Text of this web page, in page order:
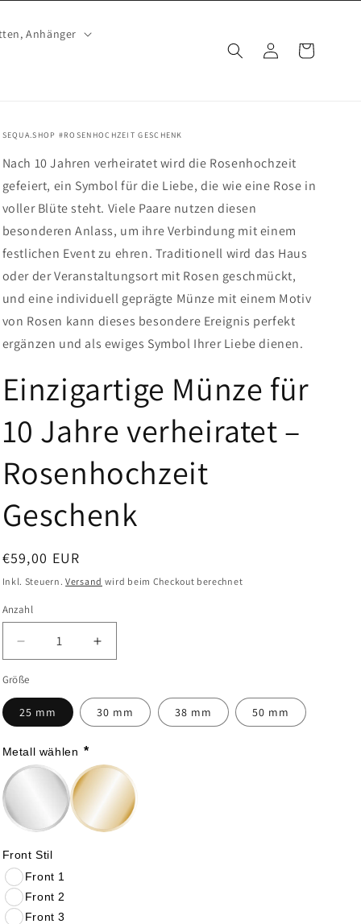
Anhänger
EinloggenWarenkorb
SEQUA.SHOP #ROSENHOCHZEIT GESCHENK
Nach 10 Jahren verheiratet wird die Rosenhochzeit
gefeiert, ein Symbol für die Liebe, die wie eine Rose in
voller Blüte steht. Viele Paare nutzen diesen
besonderen Anlass, um ihre Verbindung mit einem
festlichen Event zu ehren. Traditionell wird das Haus
oder der Veranstaltungsort mit Rosen geschmückt,
und eine individuell geprägte Münze mit einem Motiv
von Rosen kann dieses besondere Ereignis perfekt
ergänzen und als ewiges Symbol Ihrer Liebe dienen.
Einzigartige Münze für
10 Jahre verheiratet –
Rosenhochzeit
Geschenk
Normaler
Preis
€59,00 EUR
Inkl. Steuern.Versand wird beim Checkout berechnet
Anzahl
die
Menge
für
Einzigartige
Münze
10
Jahre
verheiratet
–
Menge
für
Münze
für
10
Größe
25 mm 30 mm 38 mm 50 mm
Metall wählen *
Front Stil
Front 1
Front 2
Front 3